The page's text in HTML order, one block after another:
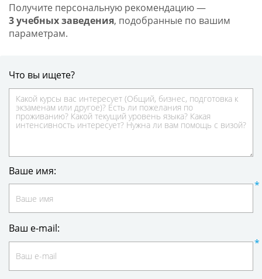
Получите персональную рекомендацию —
3 учебных заведения, подобранные по вашим
параметрам.
Что вы ищете?
Ваше имя:
Ваш e-mail: